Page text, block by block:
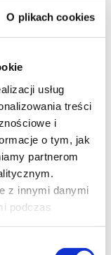
O plikach cookies
usług
treści
i
o tym, jak
partnerom
z innymi danymi
podczas
Lesbijska
kosmosu, reż.